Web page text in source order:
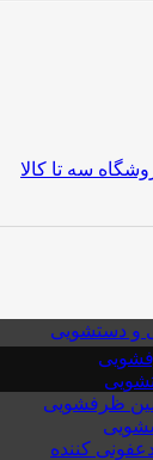
و دستشویی
ظرفشویی
کننده